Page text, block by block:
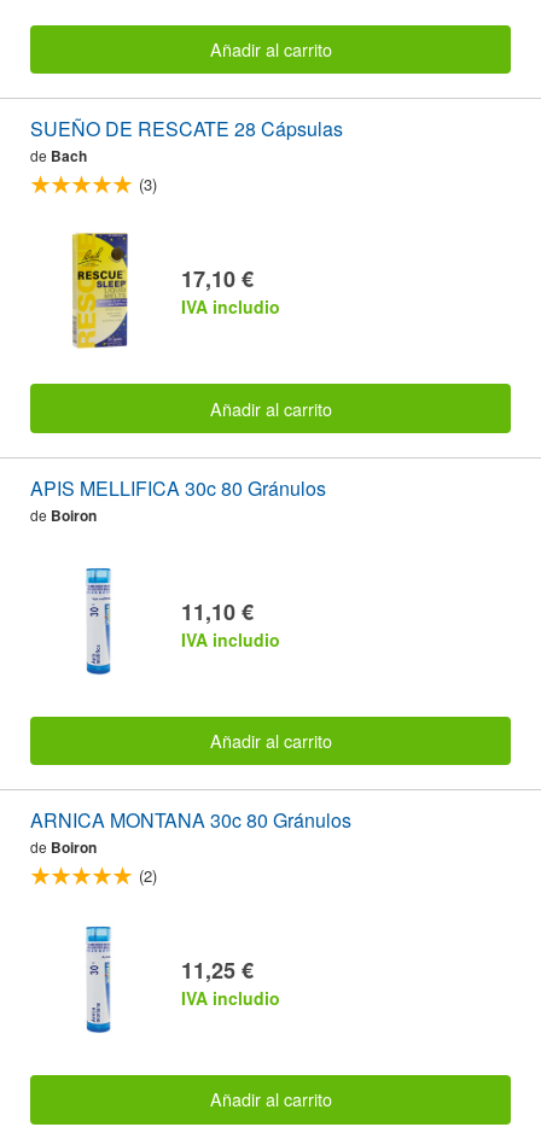
Añadir al carrito
SUEÑO DE RESCATE 28 Cápsulas
de Bach
(3)
17,10 €
IVA includio
Añadir al carrito
APIS MELLIFICA 30c 80 Gránulos
de Boiron
11,10 €
IVA includio
Añadir al carrito
ARNICA MONTANA 30c 80 Gránulos
de Boiron
(2)
11,25 €
IVA includio
Añadir al carrito